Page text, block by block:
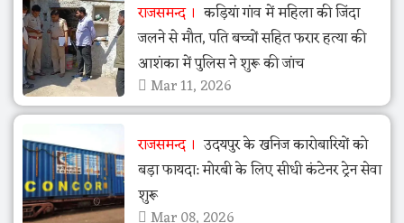
राजसमन्द
कड़ियां गांव में महिला की जिंदा
जलने से मौत, पति बच्चों सहित फरार हत्या की
आशंका में पुलिस ने शुरू की जांच
Mar 11, 2026
राजसमन्द
उदयपुर के खनिज कारोबारियों को
बड़ा फायदा: मोरबी के लिए सीधी कंटेनर ट्रेन सेवा
शुरू